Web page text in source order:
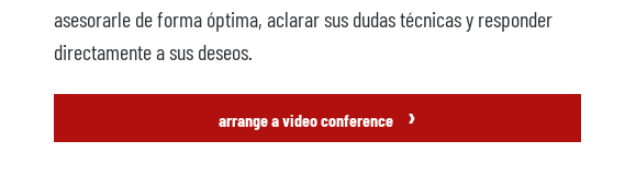
asesorarle de forma óptima, aclarar sus dudas técnicas y responder
directamente a sus deseos.
arrange a video conference ›